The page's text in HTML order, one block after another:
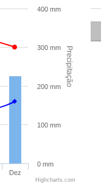
Precipitação
Dez
0 mm
100 mm
200 mm
300 mm
400 mm
Highcharts.com